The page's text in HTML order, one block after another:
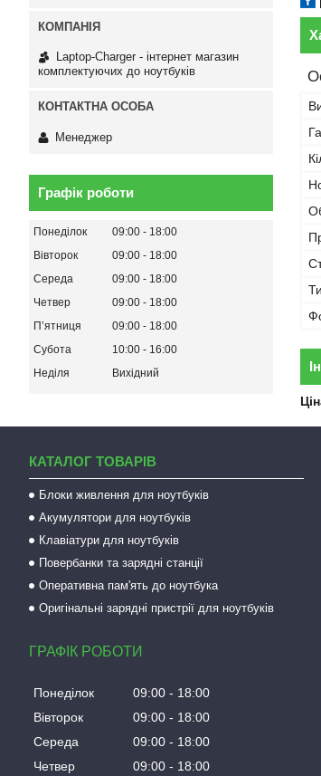
Laptop-Charger - інтернет магазин
комплектуючих до ноутбуків
Менеджер
Графік роботи
Понеділок 09:00
18:00
Вівторок
09:00
18:00
Середа
09:00
18:00
Четвер
09:00
18:00
Пʼятниця
09:00
18:00
Субота
10:00
16:00
Неділя
Вихідний
КАТАЛОГ ТОВАРІВ
Блоки живлення для ноутбуків
Акумулятори для ноутбуків
Клавіатури для ноутбуків
Повербанки та зарядні станції
Оперативна пам'ять до ноутбука
Оригінальні зарядні пристрії для ноутбуків
ГРАФІК РОБОТИ
Понеділок 09:00
18:00
Вівторок
09:00
18:00
Середа
09:00
18:00
Четвер
09:00 18:00